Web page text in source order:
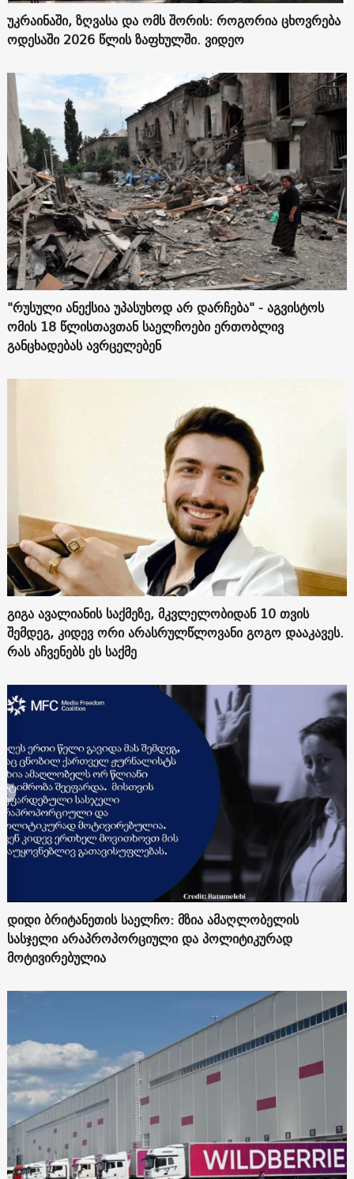
უკრაინაში, ზღვასა და ომს შორის: როგორია ცხოვრება
ოდესაში 2026 წლის ზაფხულში. ვიდეო
"რუსული ანექსია უპასუხოდ არ დარჩება" - აგვისტოს
ომის 18 წლისთავთან საელჩოები ერთობლივ
განცხადებას ავრცელებენ
გიგა ავალიანის საქმეზე, მკვლელობიდან 10 თვის
შემდეგ, კიდევ ორი არასრულწლოვანი გოგო დააკავეს.
რას აჩვენებს ეს საქმე
დიდი ბრიტანეთის საელჩო: მზია ამაღლობელის
სასჯელი არაპროპორციული და პოლიტიკურად
მოტივირებულია